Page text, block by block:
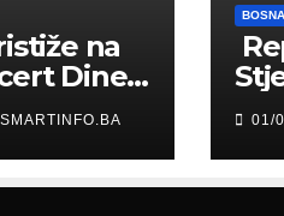
na
Dine
Koševu
SMARTINFO.BA 01/